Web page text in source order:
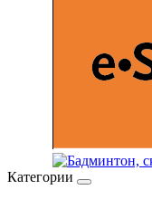
Категории